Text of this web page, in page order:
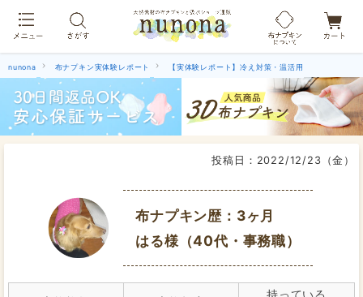
nunona 布ナプキン実体験レポート 【実体験レポート】冷え対策・温活用
投稿日： 2022/12/23（金）
布ナプキン歴：3ヶ月
はる様（40代・事務職）
持っている